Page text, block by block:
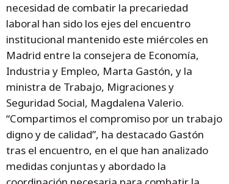
necesidad de combatir la precariedad
laboral han sido los ejes del encuentro
institucional mantenido este miércoles en
Madrid entre la consejera de Economía,
Industria y Empleo, Marta Gastón, y la
ministra de Trabajo, Migraciones y
Seguridad Social, Magdalena Valerio.
“Compartimos el compromiso por un trabajo
digno y de calidad”, ha destacado Gastón
tras el encuentro, en el que han analizado
medidas conjuntas y abordado la